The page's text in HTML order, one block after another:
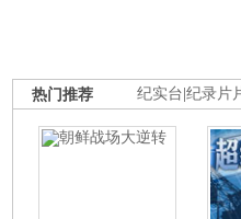
纪实台 纪录片
热门推荐